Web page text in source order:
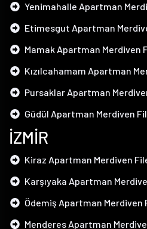
Yenimahalle Apartman
Etimesgut Apartman
Mamak Apartman Merdiven
Kızılcahamam Apartman
Pursaklar Apartman
Güdül Apartman Merdiven
İZMİR
Kiraz Apartman Merdiven
Karşıyaka Apartman
Ödemiş Apartman Merdiven
Menderes Apartman